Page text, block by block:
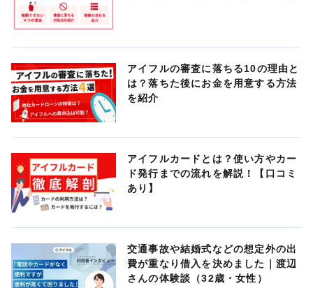
アイフルの審査に落ちる10の理由と
は？落ちた後にお金を用意する方法
を紹介
アイフルカードとは？使い方やカー
ド発行までの流れを解説！【口コミ
あり】
交通事故や結婚式などの想定外の出
費が重なり借入を決めました｜渡辺
さんの体験談（32歳・女性）